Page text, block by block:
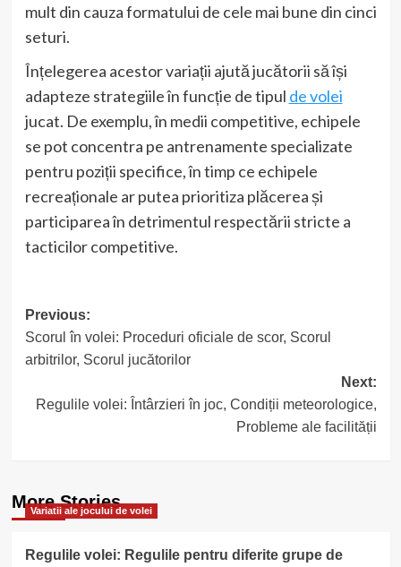
mult din cauza formatului de cele mai bune din cinci
seturi.
Înțelegerea acestor variații ajută jucătorii să își
adapteze strategiile în funcție de tipul de volei
jucat. De exemplu, în medii competitive, echipele
se pot concentra pe antrenamente specializate
pentru poziții specifice, în timp ce echipele
recreaționale ar putea prioritiza plăcerea și
participarea în detrimentul respectării stricte a
tacticilor competitive.
Post
navigation
Previous:
Scorul în volei: Proceduri oficiale de scor, Scorul
arbitrilor, Scorul jucătorilor
Next:
Regulile volei: Întârzieri în joc, Condiții meteorologice,
Probleme ale facilității
More Stories
Variatii ale jocului de volei
Regulile volei: Regulile pentru diferite grupe de